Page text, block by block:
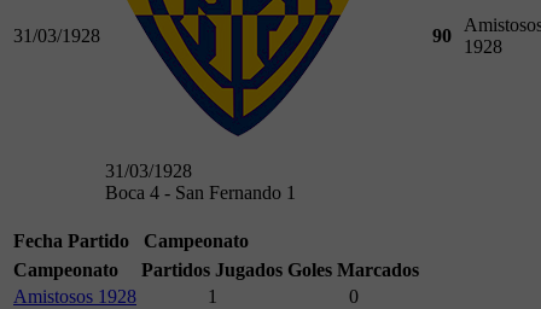
31/03/1928
31/03/1928
Boca 4 - San Fernando 1
90
1928
Fecha Partido
Campeonato
Campeonato
Partidos Jugados Goles Marcados
Amistosos 1928
1
0